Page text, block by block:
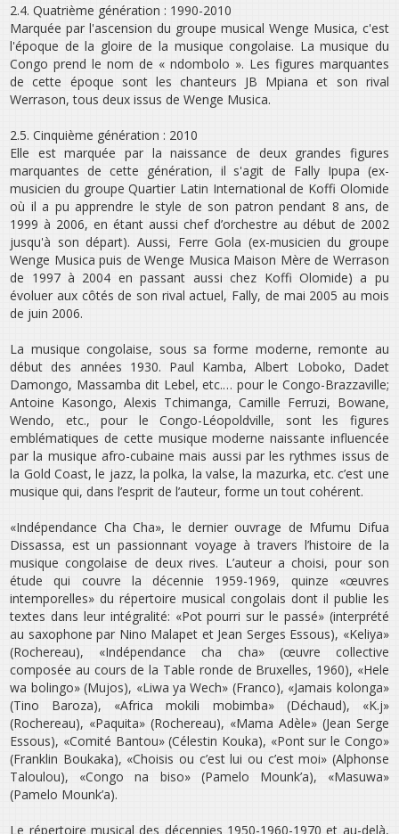
2.4. Quatrième génération : 1990-2010
Marquée par l'ascension du groupe musical Wenge Musica, c'est
l'époque de la gloire de la musique congolaise. La musique du
Congo prend le nom de « ndombolo ». Les figures marquantes
de cette époque sont les chanteurs JB Mpiana et son rival
Werrason, tous deux issus de Wenge Musica.
2.5. Cinquième génération : 2010
Elle est marquée par la naissance de deux grandes figures
marquantes de cette génération, il s'agit de Fally Ipupa (ex-
musicien du groupe Quartier Latin International de Koffi Olomide
où il a pu apprendre le style de son patron pendant 8 ans, de
1999 à 2006, en étant aussi chef d’orchestre au début de 2002
jusqu'à son départ). Aussi, Ferre Gola (ex-musicien du groupe
Wenge Musica puis de Wenge Musica Maison Mère de Werrason
de 1997 à 2004 en passant aussi chez Koffi Olomide) a pu
évoluer aux côtés de son rival actuel, Fally, de mai 2005 au mois
de juin 2006.
La musique congolaise, sous sa forme moderne, remonte au
début des années 1930. Paul Kamba, Albert Loboko, Dadet
Damongo, Massamba dit Lebel, etc.… pour le Congo-Brazzaville;
Antoine Kasongo, Alexis Tchimanga, Camille Ferruzi, Bowane,
Wendo, etc., pour le Congo-Léopoldville, sont les figures
emblématiques de cette musique moderne naissante influencée
par la musique afro-cubaine mais aussi par les rythmes issus de
la Gold Coast, le jazz, la polka, la valse, la mazurka, etc. c’est une
musique qui, dans l’esprit de l’auteur, forme un tout cohérent.
«Indépendance Cha Cha», le dernier ouvrage de Mfumu Difua
Dissassa, est un passionnant voyage à travers l’histoire de la
musique congolaise de deux rives. L’auteur a choisi, pour son
étude qui couvre la décennie 1959-1969, quinze «œuvres
intemporelles» du répertoire musical congolais dont il publie les
textes dans leur intégralité: «Pot pourri sur le passé» (interprété
au saxophone par Nino Malapet et Jean Serges Essous), «Keliya»
(Rochereau), «Indépendance cha cha» (œuvre collective
composée au cours de la Table ronde de Bruxelles, 1960), «Hele
wa bolingo» (Mujos), «Liwa ya Wech» (Franco), «Jamais kolonga»
(Tino Baroza), «Africa mokili mobimba» (Déchaud), «K.j»
(Rochereau), «Paquita» (Rochereau), «Mama Adèle» (Jean Serge
Essous), «Comité Bantou» (Célestin Kouka), «Pont sur le Congo»
(Franklin Boukaka), «Choisis ou c’est lui ou c’est moi» (Alphonse
Taloulou), «Congo na biso» (Pamelo Mounk’a), «Masuwa»
(Pamelo Mounk’a).
Le répertoire musical des décennies 1950-1960-1970 et au-delà,